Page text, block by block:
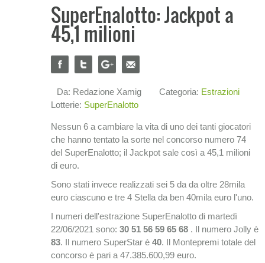
SuperEnalotto: Jackpot a
45,1 milioni
Da: Redazione Xamig Categoria: Estrazioni
Lotterie: SuperEnalotto
Nessun 6 a cambiare la vita di uno dei tanti giocatori
che hanno tentato la sorte nel concorso numero 74
del SuperEnalotto; il Jackpot sale così a 45,1 milioni
di euro.
Sono stati invece realizzati sei 5 da da oltre 28mila
euro ciascuno e tre 4 Stella da ben 40mila euro l'uno.
I numeri dell'estrazione SuperEnalotto di martedì
22/06/2021 sono: 30 51 56 59 65 68 . Il numero Jolly è
83. Il numero SuperStar è 40. Il Montepremi totale del
concorso è pari a 47.385.600,99 euro.